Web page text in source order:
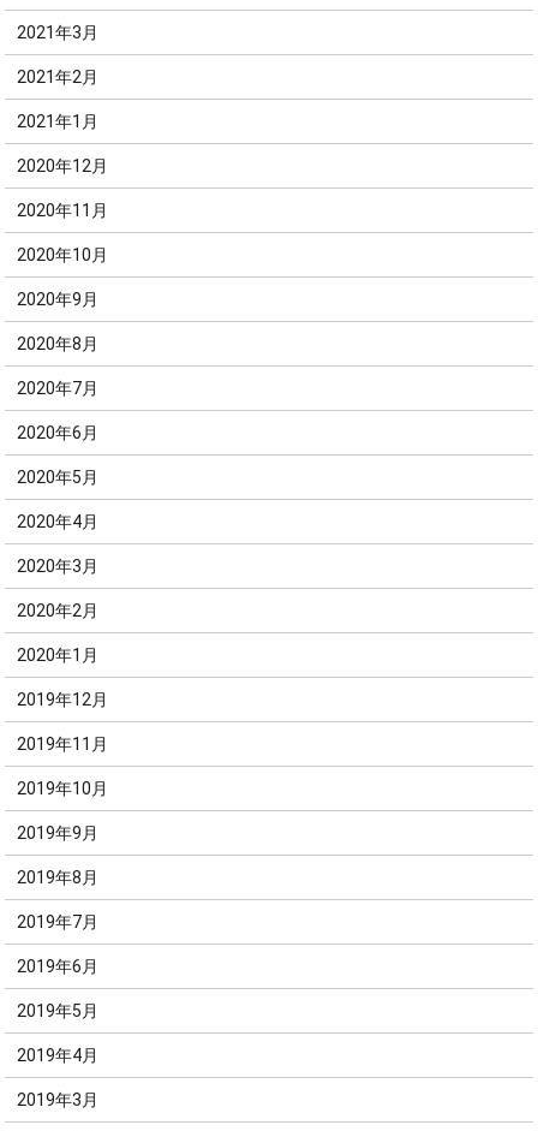
2021年3月
2021年2月
2021年1月
2020年12月
2020年11月
2020年10月
2020年9月
2020年8月
2020年7月
2020年6月
2020年5月
2020年4月
2020年3月
2020年2月
2020年1月
2019年12月
2019年11月
2019年10月
2019年9月
2019年8月
2019年7月
2019年6月
2019年5月
2019年4月
2019年3月